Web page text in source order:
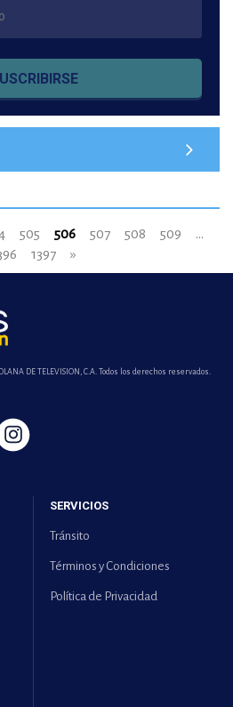
505 506 507 508 509
...
1397 »
DE TELEVISION, C.A. Todos los derechos reservados.
SERVICIOS
Tránsito
Términos y Condiciones
Política de Privacidad